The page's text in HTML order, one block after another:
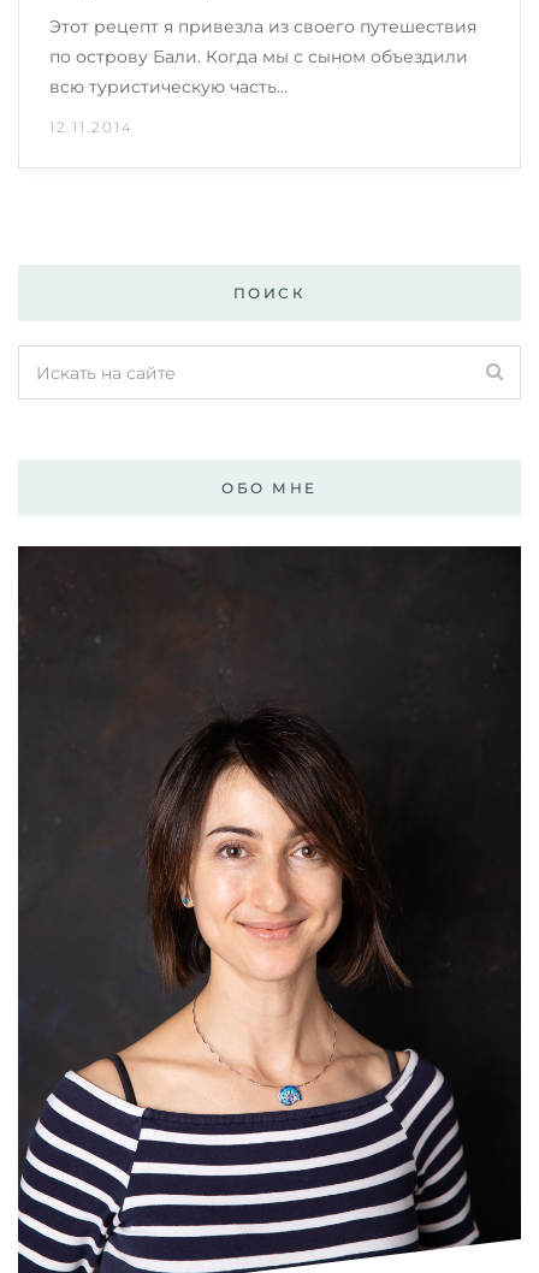
Этот рецепт я привезла из своего путешествия
по острову Бали. Когда мы с сыном объездили
всю туристическую часть…
12.11.2014
ПОИСК
ОБО МНЕ